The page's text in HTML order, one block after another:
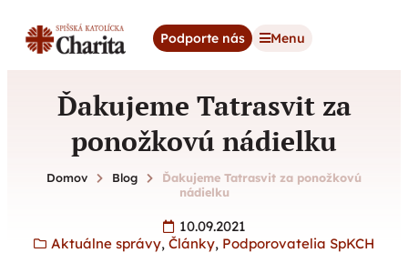
Podporte nás Menu
Ďakujeme Tatrasvit za
ponožkovú nádielku
Domov Blog
Ďakujeme Tatrasvit za ponožkovú
nádielku
10.09.2021
Aktuálne správy, Články, Podporovatelia SpKCH